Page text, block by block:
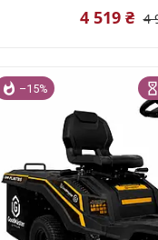
4
4 519 ₴
–15%